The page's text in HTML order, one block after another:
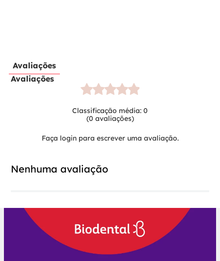
Avaliações
Avaliações
Classificação média: 0
(0 avaliações)
Faça login para escrever uma avaliação.
Nenhuma avaliação